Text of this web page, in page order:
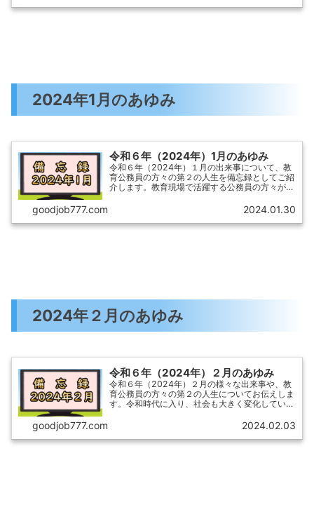
2024年1月のあゆみ
令和６年（2024年）1月のあゆみ
令和６年（2024年）１月の出来事について、教
育公務員の方々の第２の人生を備忘録としてご紹
介します。教育現場で活躍する公務員の方々が、
を積んでいく姿にスポットを当てました。令和６
年１月に起こったエピソードや感じたことなど、
教育公務員の方々の率直な思いを込めた記録をお
goodjob777.com 2024.01.30
2024年２月のあゆみ
令和６年（2024年）２月のあゆみ
令和６年（2024年）２月の様々な出来事や、教
育公務員の方々の第２の人生についてお伝えしま
す。令和時代に入り、社会も大きく変化していま
生のスタートを切る方も多いのではないでしょう
goodjob777.com 2024.02.03